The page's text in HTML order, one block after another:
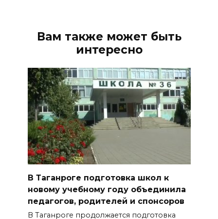
Вам также может быть
интересно
В Таганроге подготовка школ к
новому учебному году объединила
педагогов, родителей и спонсоров
В Таганроге продолжается подготовка